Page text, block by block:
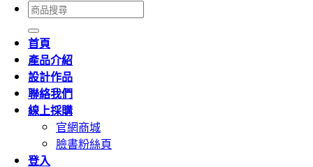
搜
尋
關
鍵
字:
首頁
產品介紹
設計作品
聯絡我們
線上採購
官網商城
臉書粉絲頁
登入